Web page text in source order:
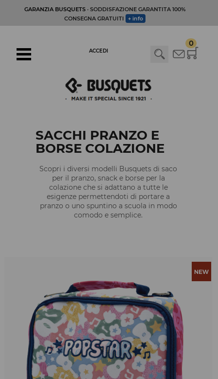
GARANZIA BUSQUETS· SODDISFAZIONE GARANTITA 100%
CONSEGNA GRATUITI
+ info
0
ACCEDI
SACCHI PRANZO E
BORSE COLAZIONE
Scopri i diversi modelli Busquets di saco
per il pranzo, snack e borse per la
colazione che si adattano a tutte le
esigenze permettendoti di portare a
pranzo o uno spuntino a scuola in modo
comodo e semplice.